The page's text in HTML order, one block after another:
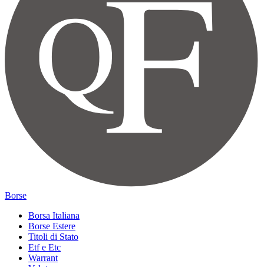
Borse
Borsa Italiana
Borse Estere
Titoli di Stato
Etf e Etc
Warrant